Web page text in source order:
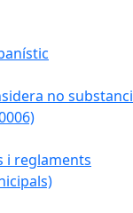
no
i reglaments